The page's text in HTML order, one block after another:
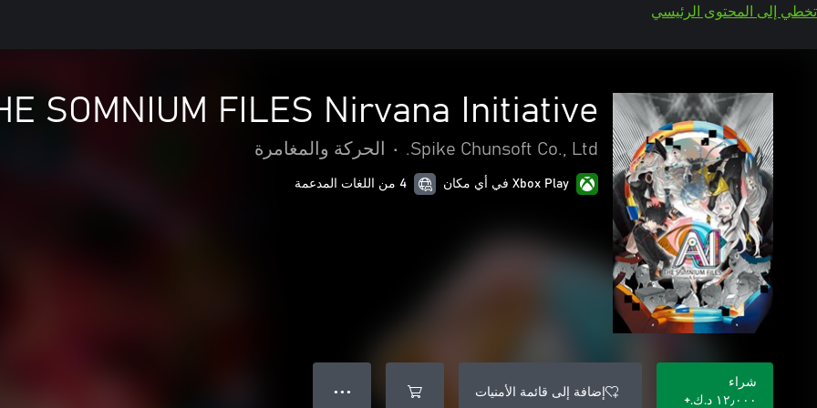
تخطي إلى المحتوى الرئيسي
SOMNIUM FILES Nirvana Initiative
Spike Chunsoft Co., Ltd.
• الحركة والمغامرة
Xbox Play في أي مكان 4 من اللغات المدعمة
شراء
١٢٫٠٠٠ د.ك.‏+
إضافة إلى قائمة الأمنيات ● ● ●